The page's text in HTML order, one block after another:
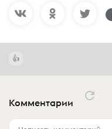
Комментарии